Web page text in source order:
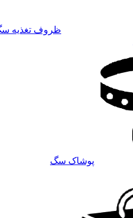
ظروف تغذیه
پوشاک سگ